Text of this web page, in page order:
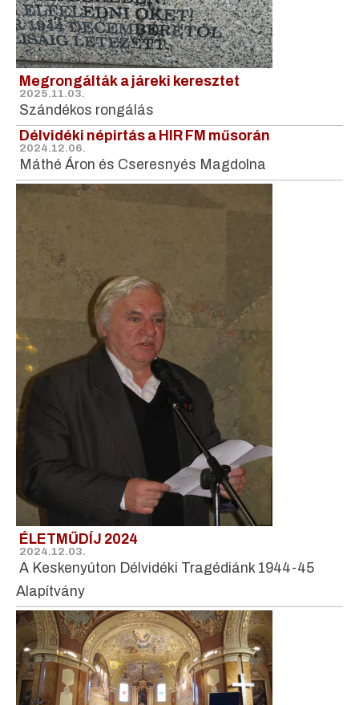
Megrongálták a járeki keresztet
2025.11.03.
Szándékos rongálás
Délvidéki népirtás a HIR FM műsorán
2024.12.06.
Máthé Áron és Cseresnyés Magdolna
ÉLETMŰDÍJ 2024
2024.12.03.
A Keskenyúton Délvidéki Tragédiánk 1944-45
Alapítvány